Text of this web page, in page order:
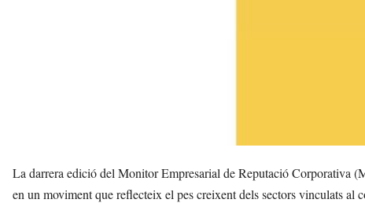
La darrera edició del Monitor Empresarial de Reputació Corporativa
en un moviment que reflecteix el pes creixent dels sectors vinculats al